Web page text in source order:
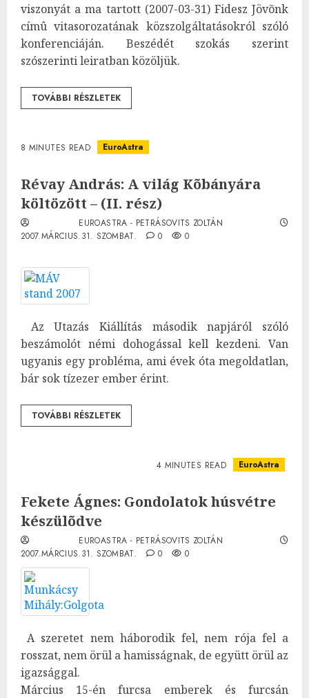
viszonyát a ma tartott (2007-03-31) Fidesz Jövõnk
címû vitasorozatának közszolgáltatásokról szóló
konferenciáján. Beszédét szokás szerint
szószerinti leiratban közöljük.
TOVÁBBI RÉSZLETEK
8 MINUTES READ EuroAstra
Révay András: A világ Kõbányára
költözött – (II. rész)
EUROASTRA - PETRÁSOVITS ZOLTÁN
2007.MÁRCIUS.31. SZOMBAT.
0 0
Az Utazás Kiállítás második napjáról szóló
beszámolót némi dohogással kell kezdeni. Van
ugyanis egy probléma, ami évek óta megoldatlan,
bár sok tízezer ember érint.
TOVÁBBI RÉSZLETEK
4 MINUTES READ EuroAstra
Fekete Ágnes: Gondolatok húsvétre
készülõdve
EUROASTRA - PETRÁSOVITS ZOLTÁN
2007.MÁRCIUS.31. SZOMBAT.
0 0
A szeretet nem háborodik fel, nem rója fel a
rosszat, nem örül a hamisságnak, de együtt örül az
igazsággal.
Március 15-én furcsa emberek és furcsán